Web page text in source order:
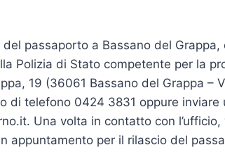
passaporto a Bassano del Grappa,
Polizia di Stato competente per la
19 (36061 Bassano del Grappa –
di telefono 0424 3831 oppure inviare
. Una volta in contatto con l’ufficio,
appuntamento per il rilascio del